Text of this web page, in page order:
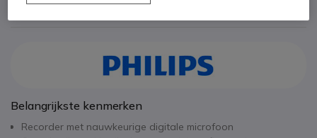
2 jaarFabrieksgarantie
Belangrijkste kenmerken
Recorder met nauwkeurige digitale microfoon